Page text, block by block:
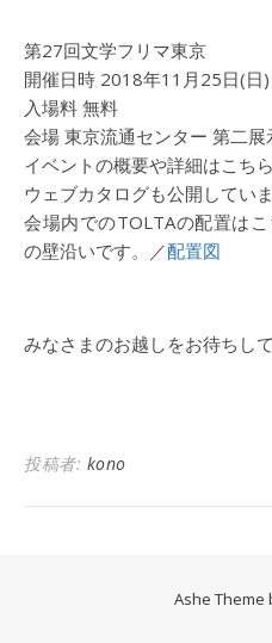
第27回文学フリマ東京
開催日時 2018年11月25日(日
入場料 無料
会場 東京流通センター 第二展
イベントの概要や詳細はこち
ウェブカタログも公開してい
会場内でのTOLTAの配置は
の壁沿いです。／配置図
みなさまのお越しをお待ちして
投稿者: kono
Ashe Theme